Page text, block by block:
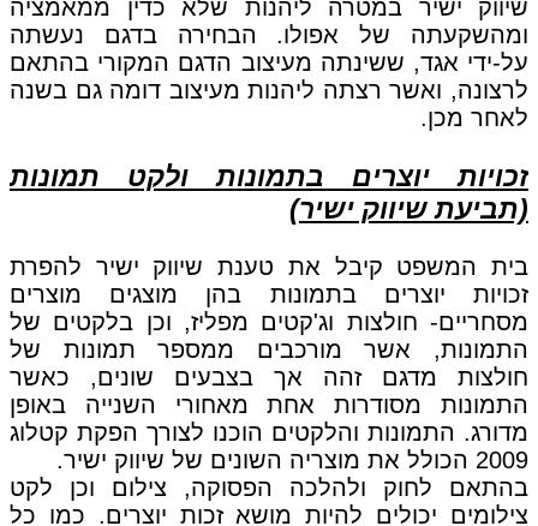
שיווק ישיר במטרה ליהנות שלא כדין ממאמציה
ומהשקעתה של אפולו. הבחירה בדגם נעשתה
על-ידי אגד, ששינתה מעיצוב הדגם המקורי בהתאם
לרצונה, ואשר רצתה ליהנות מעיצוב דומה גם בשנה
לאחר מכן.
זכויות יוצרים בתמונות ולקט תמונות
(תביעת שיווק ישיר)
בית המשפט קיבל את טענת שיווק ישיר להפרת
זכויות יוצרים בתמונות בהן מוצגים מוצרים
מסחריים- חולצות וג'קטים מפליז, וכן בלקטים של
התמונות, אשר מורכבים ממספר תמונות של
חולצות מדגם זהה אך בצבעים שונים, כאשר
התמונות מסודרות אחת מאחורי השנייה באופן
מדורג. התמונות והלקטים הוכנו לצורך הפקת קטלוג
2009 הכולל את מוצריה השונים של שיווק ישיר.
בהתאם לחוק ולהלכה הפסוקה, צילום וכן לקט
צילומים יכולים להיות מושא זכות יוצרים. כמו כל